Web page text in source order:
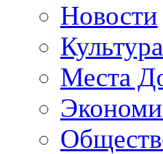
Новости
Культура
Места